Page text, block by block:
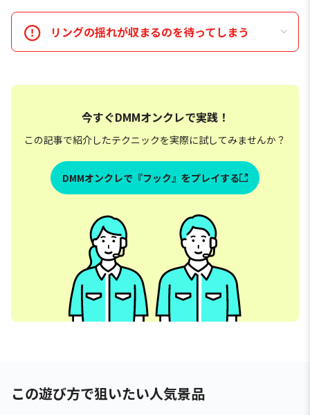
リングの揺れが収まるのを待ってしまう
今すぐDMMオンクレで実践！
この記事で紹介したテクニックを実際に試してみませんか？
DMMオンクレで『フック』をプレイする
この遊び方で狙いたい人気景品